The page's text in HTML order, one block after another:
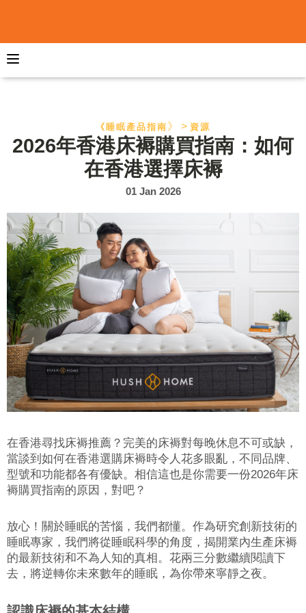
《睡眠產品指南 》> 資源
2026年香港床褥購買指南：如何
在香港選擇床褥
01 Jan 2026
在香港尋找床褥推薦？完美的床褥對每晚休息不可或缺，
當談到如何在香港選購床褥時令人花多眼亂，不同品牌、
型號和功能都各有優缺。相信這也是你需要一份2026年床
褥購買指南的原因，對吧？
放心！關於睡眠的苦惱，我們都懂。作為研究創新技術的
睡眠專家，我們將從睡眠科學的角度，揭開業內生產床褥
的最新技術和不為人知的真相。花兩三分數繼續閱讀下
去，將逆轉你未來數年的睡眠，為你帶來寧靜之夜。